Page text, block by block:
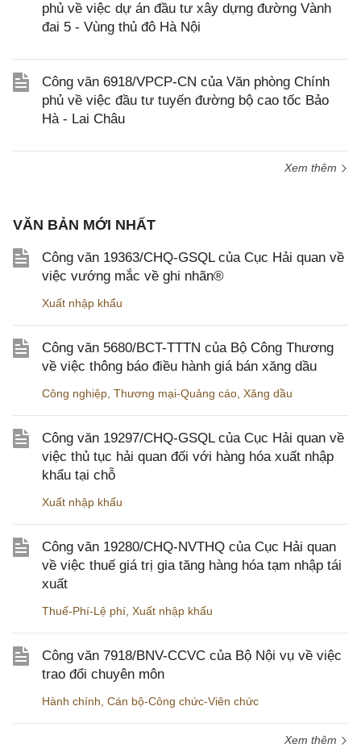
phủ về việc dự án đầu tư xây dựng đường Vành
đai 5 - Vùng thủ đô Hà Nội
Công văn 6918/VPCP-CN của Văn phòng Chính
phủ về việc đầu tư tuyến đường bộ cao tốc Bảo
Hà - Lai Châu
Xem thêm
VĂN BẢN MỚI NHẤT
Công văn 19363/CHQ-GSQL của Cục Hải quan về
việc vướng mắc về ghi nhãn®
Xuất nhập khẩu
Công văn 5680/BCT-TTTN của Bộ Công Thương
về việc thông báo điều hành giá bán xăng dầu
Công nghiệp Thương mại-Quảng cáo Xăng dầu
Công văn 19297/CHQ-GSQL của Cục Hải quan về
việc thủ tục hải quan đối với hàng hóa xuất nhập
khẩu tại chỗ
Xuất nhập khẩu
Công văn 19280/CHQ-NVTHQ của Cục Hải quan
về việc thuế giá trị gia tăng hàng hóa tạm nhập tái
xuất
Thuế-Phí-Lệ phí Xuất nhập khẩu
Công văn 7918/BNV-CCVC của Bộ Nội vụ về việc
trao đổi chuyên môn
Hành chính Cán bộ-Công chức-Viên chức
Xem thêm